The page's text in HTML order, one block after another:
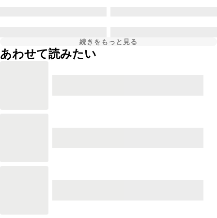
続きをもっと見る
あわせて読みたい